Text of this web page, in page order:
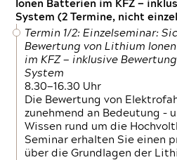
Ionen Batterien im KFZ —
System (2 Termine, nicht
Termin 1/2: Einzelseminar:
Bewertung von Lithium
im KFZ — inklusive Bewertung
System
8.30—16.30 Uhr
Die Bewertung von
zunehmend an Bedeutung –
Wissen rund um die
Seminar erhalten Sie einen
über die Grundlagen der